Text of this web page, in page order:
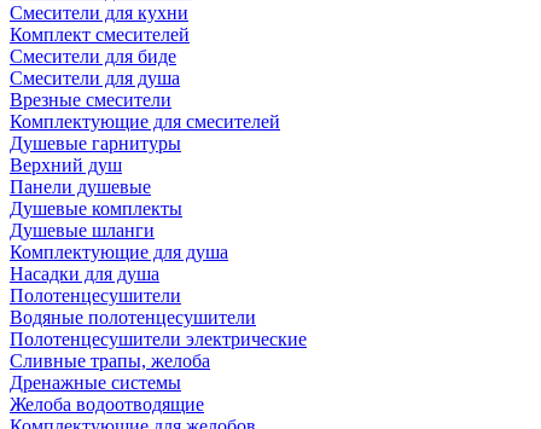
Смесители для кухни
Комплект смесителей
Смесители для биде
Смесители для душа
Врезные смесители
Комплектующие для смесителей
Душевые гарнитуры
Верхний душ
Панели душевые
Душевые комплекты
Душевые шланги
Комплектующие для душа
Насадки для душа
Полотенцесушители
Водяные полотенцесушители
Полотенцесушители электрические
Сливные трапы, желоба
Дренажные системы
Желоба водоотводящие